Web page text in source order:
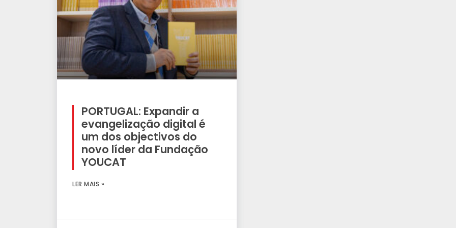
PORTUGAL: Expandir a
evangelização digital é
um dos objectivos do
novo líder da Fundação
YOUCAT
LER MAIS »